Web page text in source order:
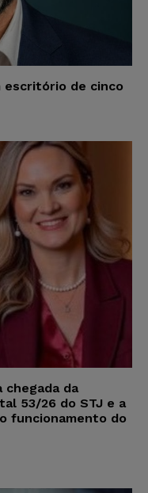
escritório de cinco
chegada da
53/26 do STJ e a
funcionamento do